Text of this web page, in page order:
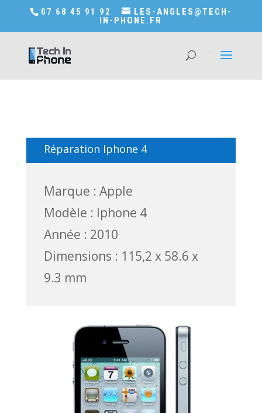
Accédez a Shop-in-tech-in-phone
07 68 45 91 92
LES-ANGLES@TECH-
IN-PHONE.FR
Réparation Iphone 4
Marque : Apple
Modèle : Iphone 4
Année : 2010
Dimensions : 115,2 x 58.6 x
9.3 mm